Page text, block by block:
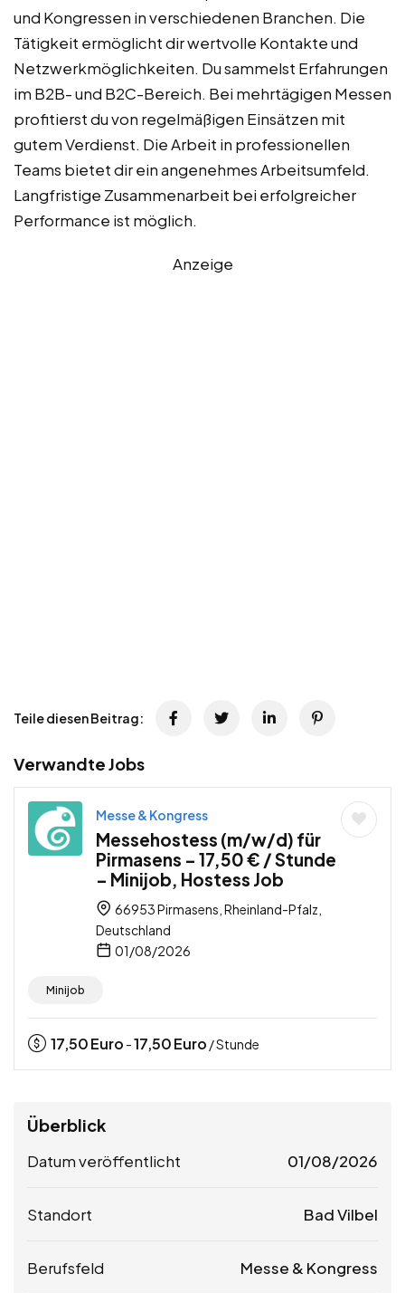
und Kongressen in verschiedenen Branchen. Die
Tätigkeit ermöglicht dir wertvolle Kontakte und
Netzwerkmöglichkeiten. Du sammelst Erfahrungen
im B2B- und B2C-Bereich. Bei mehrtägigen Messen
profitierst du von regelmäßigen Einsätzen mit
gutem Verdienst. Die Arbeit in professionellen
Teams bietet dir ein angenehmes Arbeitsumfeld.
Langfristige Zusammenarbeit bei erfolgreicher
Performance ist möglich.
Anzeige
Teile diesen Beitrag:
Verwandte Jobs
Messe & Kongress
Messehostess (m/w/d) für
Pirmasens – 17,50 € / Stunde
– Minijob, Hostess Job
66953 Pirmasens, Rheinland-Pfalz,
Deutschland
01/08/2026
Minijob
17,50Euro -17,50Euro / Stunde
Überblick
Datum veröffentlicht 01/08/2026
Standort Bad Vilbel
Berufsfeld Messe & Kongress